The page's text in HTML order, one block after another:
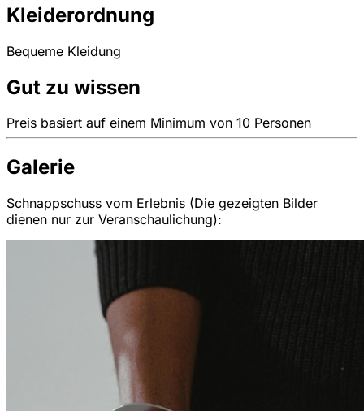
Kleiderordnung
Bequeme Kleidung
Gut zu wissen
Preis basiert auf einem Minimum von 10 Personen
Galerie
Schnappschuss vom Erlebnis (Die gezeigten Bilder
dienen nur zur Veranschaulichung):